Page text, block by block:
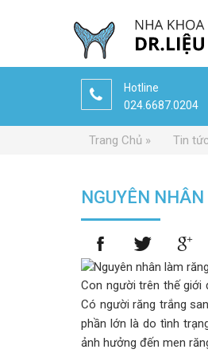
Hotline
024.6687.0204
Trang Chủ Tin tức
NGUYÊN
Con người trên thế giới
Có người răng trắng
phần lớn là do tình
ảnh hưởng đến men